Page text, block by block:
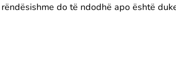
do të ndodhë apo është